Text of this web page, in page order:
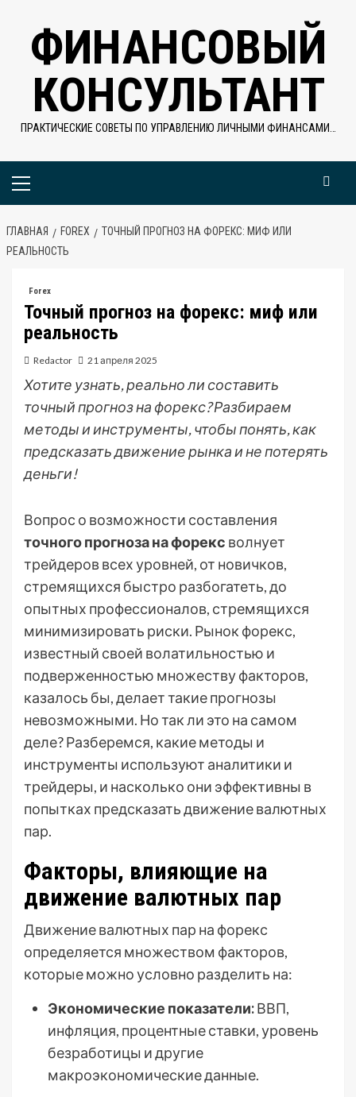
содержимому
ФИНАНСОВЫЙ
КОНСУЛЬТАНТ
ПРАКТИЧЕСКИЕ СОВЕТЫ ПО УПРАВЛЕНИЮ ЛИЧНЫМИ ФИНАНСАМИ…
Основное
ГЛАВНАЯ FOREX
ТОЧНЫЙ ПРОГНОЗ НА ФОРЕКС: МИФ ИЛИ
РЕАЛЬНОСТЬ
Forex
Точный прогноз на форекс: миф или
реальность
Redactor 21 апреля 2025
Хотите узнать, реально ли составить
точный прогноз на форекс? Разбираем
методы и инструменты, чтобы понять, как
предсказать движение рынка и не потерять
деньги!
Вопрос о возможности составления
точного прогноза на форекс волнует
трейдеров всех уровней, от новичков,
стремящихся быстро разбогатеть, до
опытных профессионалов, стремящихся
минимизировать риски. Рынок форекс,
известный своей волатильностью и
подверженностью множеству факторов,
казалось бы, делает такие прогнозы
невозможными. Но так ли это на самом
деле? Разберемся, какие методы и
инструменты используют аналитики и
трейдеры, и насколько они эффективны в
попытках предсказать движение валютных
пар.
Факторы, влияющие на
движение валютных пар
Движение валютных пар на форекс
определяется множеством факторов,
которые можно условно разделить на:
Экономические показатели:ВВП,
инфляция, процентные ставки, уровень
безработицы и другие
макроэкономические данные.